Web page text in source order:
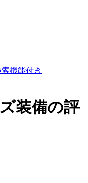
機能付き
装備の評